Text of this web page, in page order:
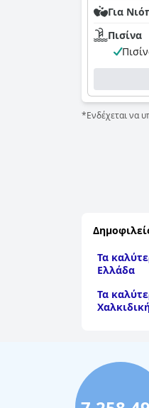
Για
Πισίνα
*Ενδέχεται να
Τα
Ελλάδα
Τα